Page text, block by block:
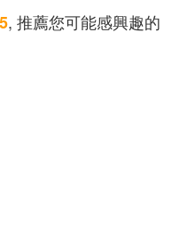
, 推薦您可能感興趣的